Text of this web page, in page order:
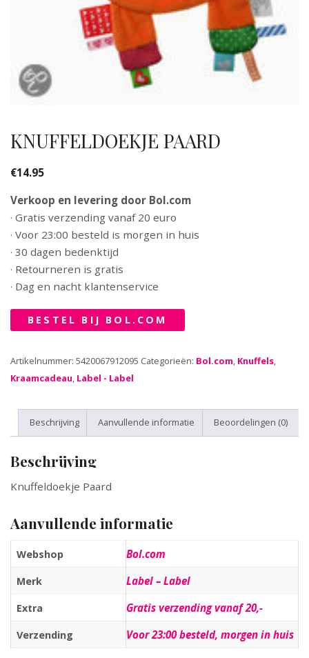
KNUFFELDOEKJE PAARD
€14.95
Verkoop en levering door Bol.com
· Gratis verzending vanaf 20 euro
· Voor 23:00 besteld is morgen in huis
· 30 dagen bedenktijd
· Retourneren is gratis
· Dag en nacht klantenservice
BESTEL BIJ BOL.COM
Artikelnummer: 5420067912095 Categorieën: Bol.com, Knuffels,
Kraamcadeau, Label - Label
Beschrijving Aanvullende informatie Beoordelingen (0)
Beschrijving
Knuffeldoekje Paard
Aanvullende informatie
Webshop Bol.com
Merk Label – Label
Extra Gratis verzending vanaf 20,-
Verzending Voor 23:00 besteld, morgen in huis